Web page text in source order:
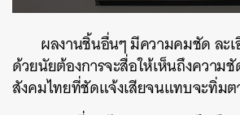
ผลงานชิ้นอื่นๆ มีความคมชัด ละ
ด้วยนัยต้องการจะสื่อให้เห็นถึงความ
สังคมไทยที่ชัดแจ้งเสียจนแทบจะทิ่มต